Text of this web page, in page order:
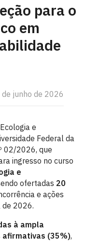
para o
em
junho de 2026
e
Federal da
02/2026, que
ingresso no curso
e
ofertadas 20
e ações
de 2026.
à ampla
afirmativas (35%),